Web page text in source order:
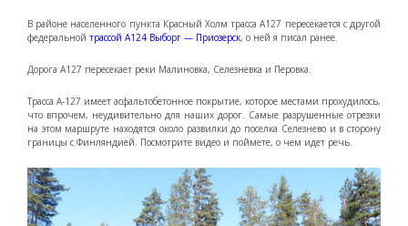
В районе населенного пункта Красный Холм трасса А127 пересекается с другой
федеральной трассой А124 Выборг — Приозерск, о ней я писал ранее.
Дорога А127 пересекает реки Малиновка, Селезневка и Перовка.
Трасса А-127 имеет асфальтобетонное покрытие, которое местами прохудилось,
что впрочем, неудивительно для наших дорог. Самые разрушенные отрезки
на этом маршруте находятся около развилки до поселка Селезнево и в сторону
границы с Финляндией. Посмотрите видео и поймете, о чем идет речь.